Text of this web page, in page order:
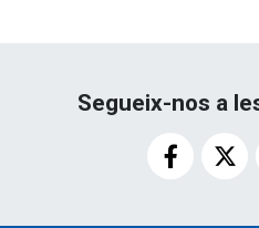
Segueix-nos a